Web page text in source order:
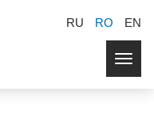
RU RO EN